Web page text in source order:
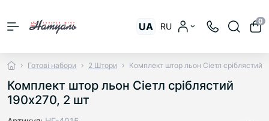
UA RU
0
Готові набори 2 Штори Комплект штор льон Сіетл сріблястий
Комплект штор льон Сіетл сріблястий
190х270, 2 шт